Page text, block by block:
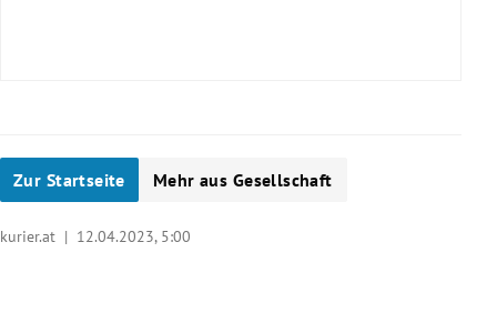
Zur Startseite Mehr aus Gesellschaft
kurier.at | 12.04.2023, 5:00